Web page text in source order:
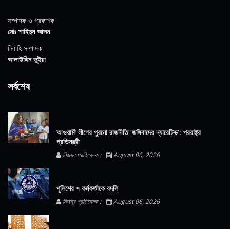
সম্পাদক ও প্রকাশক
মোঃ শাহিদুন আলম
নির্বাহি সম্পাদক
আলাউদ্দিন ভুইয়া
সর্বশেষ
আওয়ামী লীগের পুরনো রাজনীতি ‘জঙ্গিবাদের ন্যারেটিভ’: পররাষ্ট্র
প্রতিমন্ত্রী
নিজস্ব প্রতিবেদক : August 06, 2026
পুলিশের ৭ কর্মকর্তাকে বদলি
নিজস্ব প্রতিবেদক : August 06, 2026